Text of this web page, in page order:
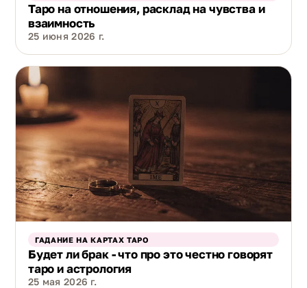
Таро на отношения, расклад на чувства и
взаимность
25 июня 2026 г.
ГАДАНИЕ НА КАРТАХ ТАРО
Будет ли брак - что про это честно говорят
таро и астрология
25 мая 2026 г.